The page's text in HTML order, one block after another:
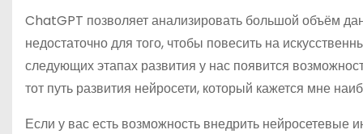
ChatGPT позволяет анализировать большой объём
недостаточно для того, чтобы повесить на
следующих этапах развития у нас появится
тот путь развития нейросети, который кажется мне
Если у вас есть возможность внедрить нейросетевые